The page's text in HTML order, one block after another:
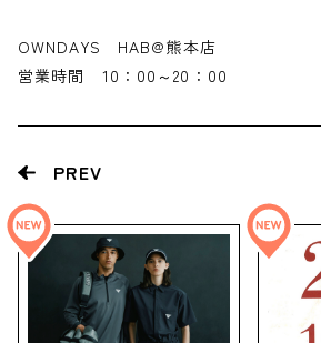
OWNDAYS HAB@熊本店
営業時間 10：00～20：00
PREV